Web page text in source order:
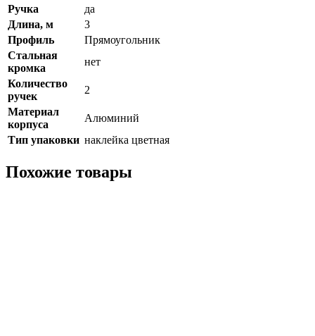
Ручка
да
Длина, м
3
Профиль
Прямоугольник
Стальная
кромка
нет
Количество
ручек
2
Материал
корпуса
Алюминий
Тип упаковки наклейка цветная
Похожие товары